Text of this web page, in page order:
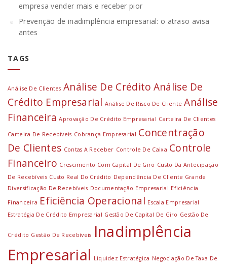
empresa vender mais e receber pior
Prevenção de inadimplência empresarial: o atraso avisa
antes
TAGS
Análise De Clientes Análise De Crédito Análise De
Crédito Empresarial Análise De Risco De Cliente Análise
Financeira Aprovação De Crédito Empresarial Carteira De Clientes
Carteira De Recebíveis Cobrança Empresarial Concentração
De Clientes Contas A Receber Controle De Caixa Controle
Financeiro Crescimento Com Capital De Giro Custo Da Antecipação
De Recebíveis Custo Real Do Crédito Dependência De Cliente Grande
Diversificação De Recebíveis Documentação Empresarial Eficiência
Financeira Eficiência Operacional Escala Empresarial
Estratégia De Crédito Empresarial Gestão De Capital De Giro Gestão De
Crédito Gestão De Recebíveis Inadimplência
Empresarial Liquidez Estratégica Negociação De Taxa De